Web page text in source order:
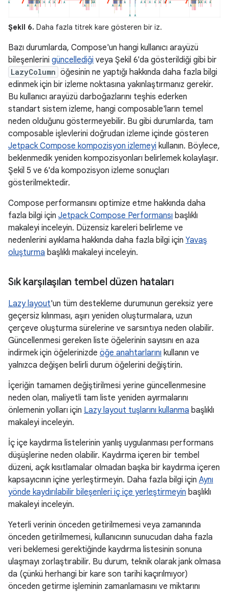
Şekil 6. Daha fazla titrek kare gösteren bir iz.
Bazı durumlarda, Compose'un hangi kullanıcı arayüzü
bileşenlerini güncellediği veya Şekil 6'da gösterildiği gibi bir
LazyColumn öğesinin ne yaptığı hakkında daha fazla bilgi
edinmek için bir izleme noktasına yakınlaştırmanız gerekir.
Bu kullanıcı arayüzü darboğazlarını teşhis ederken
standart sistem izleme, hangi composable'ların temel
neden olduğunu göstermeyebilir. Bu gibi durumlarda, tam
composable işlevlerini doğrudan izleme içinde gösteren
Jetpack Compose kompozisyon izlemeyi kullanın. Böylece,
beklenmedik yeniden kompozisyonları belirlemek kolaylaşır.
Şekil 5 ve 6'da kompozisyon izleme sonuçları
gösterilmektedir.
Compose performansını optimize etme hakkında daha
fazla bilgi için Jetpack Compose Performansı başlıklı
makaleyi inceleyin. Düzensiz kareleri belirleme ve
nedenlerini ayıklama hakkında daha fazla bilgi için Yavaş
oluşturma başlıklı makaleyi inceleyin.
Sık karşılaşılan tembel düzen hataları
Lazy layout'un tüm destekleme durumunun gereksiz yere
geçersiz kılınması, aşırı yeniden oluşturmalara, uzun
çerçeve oluşturma sürelerine ve sarsıntıya neden olabilir.
Güncellenmesi gereken liste öğelerinin sayısını en aza
indirmek için öğelerinizde öğe anahtarlarını kullanın ve
yalnızca değişen belirli durum öğelerini değiştirin.
İçeriğin tamamen değiştirilmesi yerine güncellenmesine
neden olan, maliyetli tam liste yeniden ayırmalarını
önlemenin yolları için Lazy layout tuşlarını kullanma başlıklı
makaleyi inceleyin.
İç içe kaydırma listelerinin yanlış uygulanması performans
düşüşlerine neden olabilir. Kaydırma içeren bir tembel
düzeni, açık kısıtlamalar olmadan başka bir kaydırma içeren
kapsayıcının içine yerleştirmeyin. Daha fazla bilgi için Aynı
yönde kaydırılabilir bileşenleri iç içe yerleştirmeyin başlıklı
makaleyi inceleyin.
Yeterli verinin önceden getirilmemesi veya zamanında
önceden getirilmemesi, kullanıcının sunucudan daha fazla
veri beklemesi gerektiğinde kaydırma listesinin sonuna
ulaşmayı zorlaştırabilir. Bu durum, teknik olarak jank olmasa
da (çünkü herhangi bir kare son tarihi kaçırılmıyor)
önceden getirme işleminin zamanlamasını ve miktarını